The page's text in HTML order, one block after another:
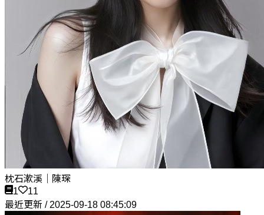
枕石漱溪｜陳琛
1
11
最近更新 / 2025-09-18 08:45:09